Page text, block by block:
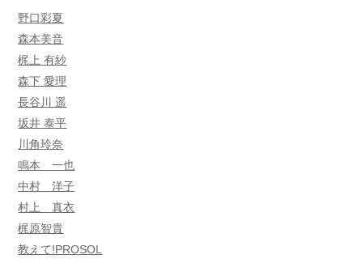
野口彩夏
森本美音
梶上 有紗
森下 愛理
長谷川 遥
坂井 泰平
川角玲奈
鳴本 一也
中村 洋子
村上 真衣
梶原智貴
教えて!PROSOL